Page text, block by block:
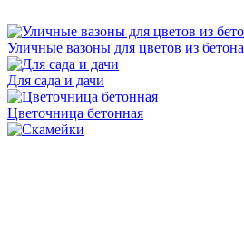
Уличные вазоны для цветов из бетона
Для сада и дачи
Цветочница бетонная